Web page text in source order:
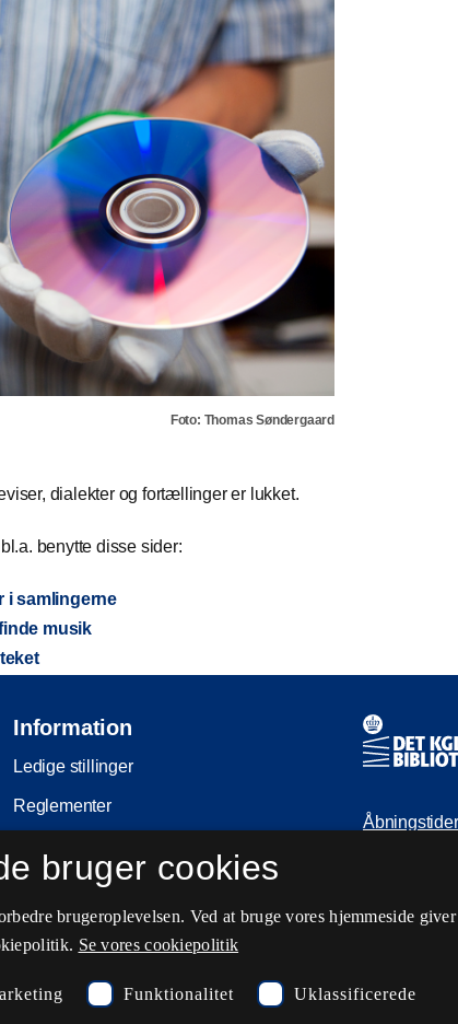
Foto: Thomas Søndergaard
dialekter og fortællinger er lukket.
benytte disse sider:
i samlingerne
musik
Information
Ledige stillinger
Reglementer
Privatlivs- og persondatapolitik
Tilgængelighedserklæring
Cookieindstillinger
Åbningstider
bruger cookies
brugeroplevelsen. Ved at bruge vores hjemmeside
Se vores cookiepolitik
Funktionalitet Uklassificerede